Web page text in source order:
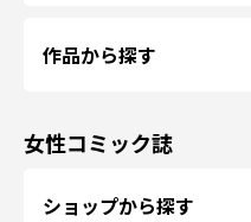
作品から探す
女性コミック誌
ショップから探す